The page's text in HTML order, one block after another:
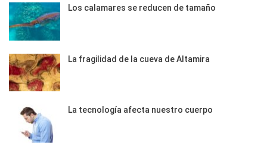
Los calamares se reducen de tamaño
La fragilidad de la cueva de Altamira
La tecnología afecta nuestro cuerpo